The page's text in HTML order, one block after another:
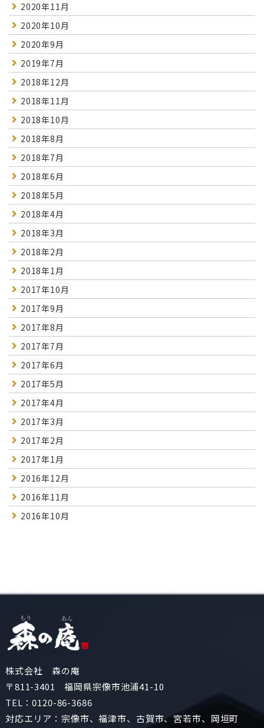
2020年11月
2020年10月
2020年9月
2019年7月
2018年12月
2018年11月
2018年10月
2018年8月
2018年7月
2018年6月
2018年5月
2018年4月
2018年3月
2018年2月
2018年1月
2017年10月
2017年9月
2017年8月
2017年7月
2017年6月
2017年5月
2017年4月
2017年3月
2017年2月
2017年1月
2016年12月
2016年11月
2016年10月
株式会社 森の庵
〒811-3401 福岡県宗像市池浦41-10
TEL：0120-86-3686
対応エリア：宗像市、福津市、古賀市、宮若市、岡垣町